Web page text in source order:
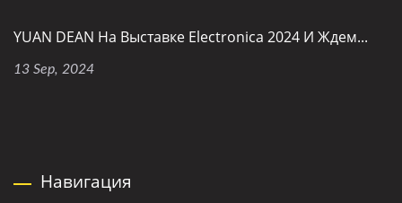
YUAN DEAN На Выставке Electronica 2024 И Ждем...
13 Sep, 2024
Навигация